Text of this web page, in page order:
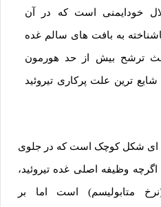
خودایمنی است که در آن
به بافت های سالم غده
ترشح بیش از حد هورمون
ترین علت پرکاری تیروئید
ای شکل کوچک است که در جلوی
وظیفه اصلی غده تیروئید،
متابولیسم) است اما بر